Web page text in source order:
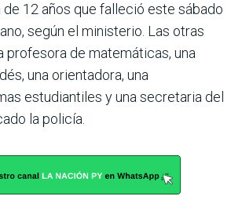
de 12 años que falleció este sábado
según el ministerio. Las otras
profesora de matemáticas, una
una orientadora, una
estudiantiles y una secretaria del
la policía.